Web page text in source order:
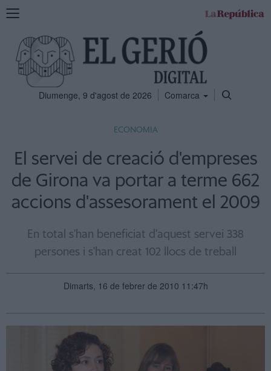
Mostra
navegació
Diumenge, 9 d'agost de 2026 Comarca
ECONOMIA
El servei de creació d'empreses
de Girona va portar a terme 662
accions d'assesorament el 2009
En total s'han beneficiat d'aquest servei 338
persones i s'han creat 102 llocs de treball
Dimarts, 16 de febrer de 2010 11:47h